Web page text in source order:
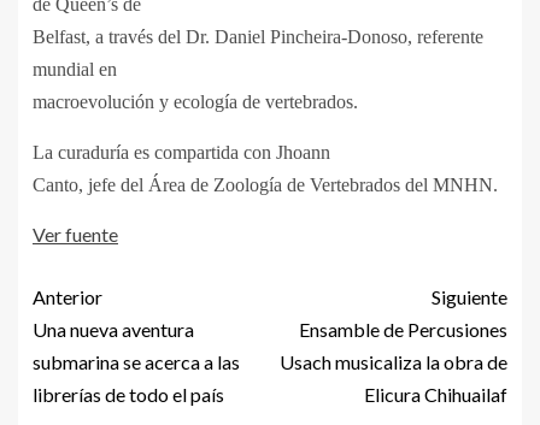
de Queen’s de
Belfast, a través del Dr. Daniel Pincheira-Donoso, referente
mundial en
macroevolución y ecología de vertebrados.
La curaduría es compartida con Jhoann
Canto, jefe del Área de Zoología de Vertebrados del MNHN.
Ver fuente
Anterior
Una nueva aventura
submarina se acerca a las
librerías de todo el país
Siguiente
Ensamble de Percusiones
Usach musicaliza la obra de
Elicura Chihuailaf